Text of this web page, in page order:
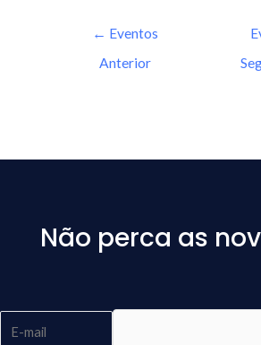
← Eventos
Anterior
Não perca as